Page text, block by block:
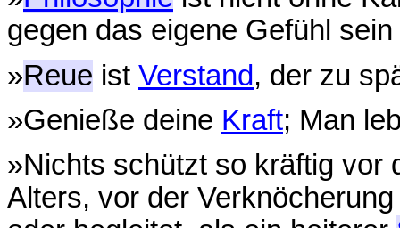
gegen das eigene Gefühl
»Reue ist Verstand, der zu
»Genieße deine Kraft; Man
»Nichts schützt so kräftig vor
Alters, vor der